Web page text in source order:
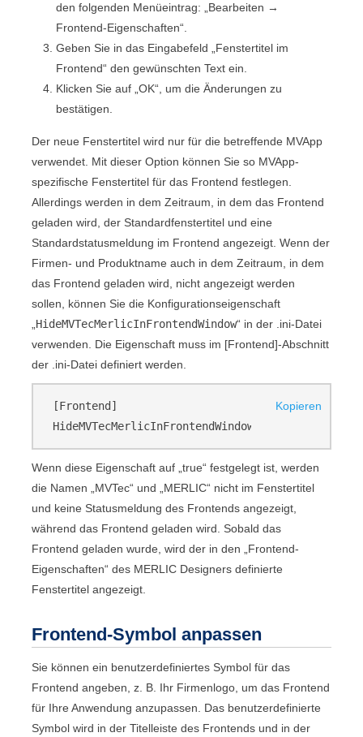
den folgenden Menüeintrag: „Bearbeiten →
Frontend-Eigenschaften“.
Geben Sie in das Eingabefeld „Fenstertitel im
Frontend“ den gewünschten Text ein.
Klicken Sie auf „OK“, um die Änderungen zu
bestätigen.
Der neue Fenstertitel wird nur für die betreffende MVApp
verwendet. Mit dieser Option können Sie so MVApp-
spezifische Fenstertitel für das Frontend festlegen.
Allerdings werden in dem Zeitraum, in dem das Frontend
geladen wird, der Standardfenstertitel und eine
Standardstatusmeldung im Frontend angezeigt. Wenn der
Firmen- und Produktname auch in dem Zeitraum, in dem
das Frontend geladen wird, nicht angezeigt werden
sollen, können Sie die Konfigurationseigenschaft
HideMVTecMerlicInFrontendWindow“ in der .ini-Datei
verwenden. Die Eigenschaft muss im [Frontend]-Abschnitt
der .ini-Datei definiert werden.
Kopieren
[Frontend]
HideMVTecMerlicInFrontendWindow=true
Wenn diese Eigenschaft auf „true“ festgelegt ist, werden
die Namen „ MVTec“ und „ MERLIC“ nicht im Fenstertitel
und keine Statusmeldung des Frontends angezeigt,
während das Frontend geladen wird. Sobald das
Frontend geladen wurde, wird der in den „ Frontend-
Eigenschaften“ des MERLIC Designers definierte
Fenstertitel angezeigt.
Frontend-Symbol anpassen
Sie können ein benutzerdefiniertes Symbol für das
Frontend angeben, z. B. Ihr Firmenlogo, um das Frontend
für Ihre Anwendung anzupassen. Das benutzerdefinierte
Symbol wird in der Titelleiste des Frontends und in der